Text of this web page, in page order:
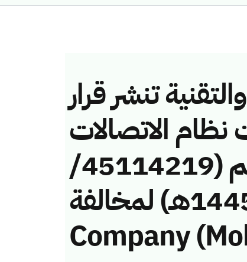
تنشر قرار
نظام الاتصالات
وتقنية المعلومات رقم (45114219/
ق/1445هـ) لمخالفة (Etihad Etisalat
Company